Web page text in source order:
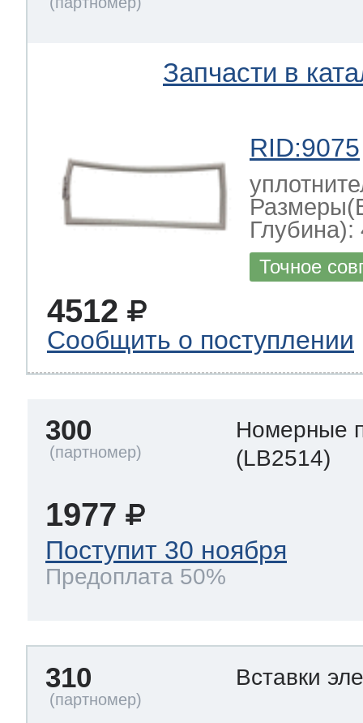
Запчасти в
RID:9075
Глубина):
Точное
4512
Сообщить о поступлении
300
Номерные
(LB2514)
1977
Поступит 30 ноября
Предоплата 50%
310 Вставки